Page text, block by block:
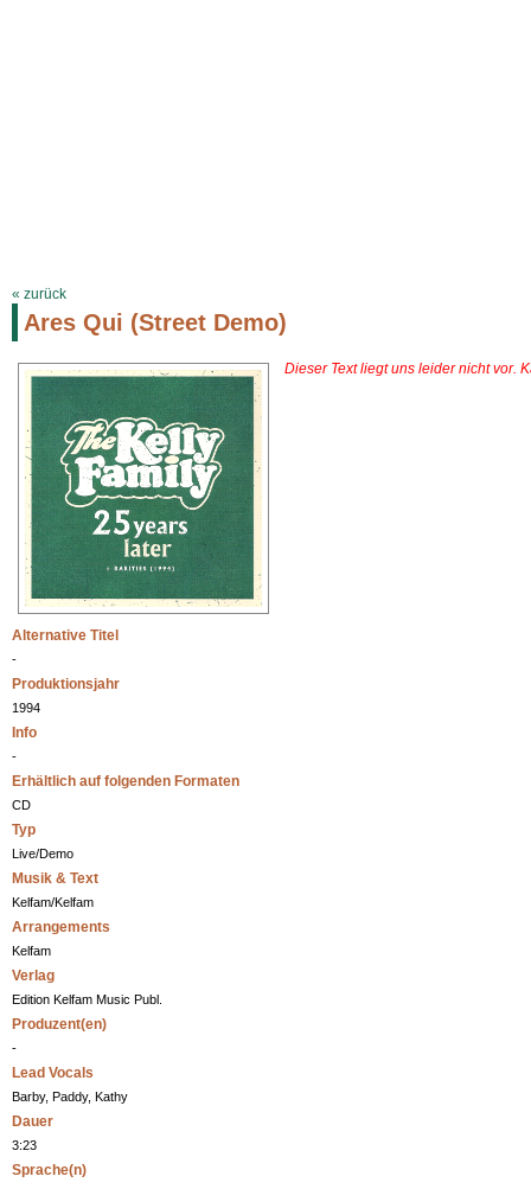
« zurück
Ares Qui (Street Demo)
Alternative Titel
-
Produktionsjahr
1994
Info
-
Erhältlich auf folgenden Formaten
CD
Typ
Live/Demo
Musik & Text
Kelfam/Kelfam
Arrangements
Kelfam
Verlag
Edition Kelfam Music Publ.
Produzent(en)
-
Lead Vocals
Barby, Paddy, Kathy
Dauer
3:23
Sprache(n)
Dieser Text liegt uns leider nicht vor.